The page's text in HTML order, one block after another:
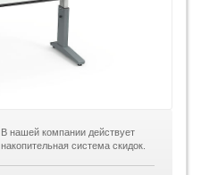
В нашей компании действует
накопительная система скидок.